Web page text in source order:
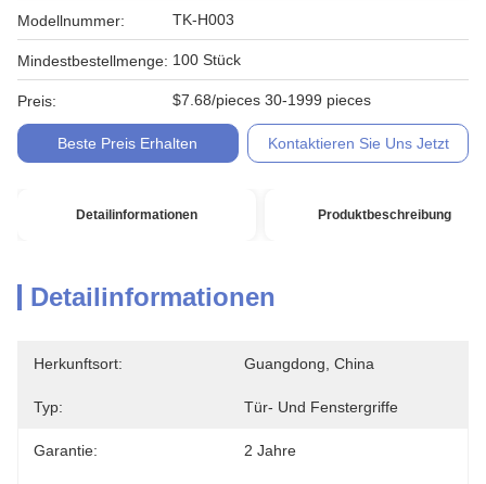
Modellnummer: TK-H003
Mindestbestellmenge: 100 Stück
Preis: $7.68/pieces 30-1999 pieces
Beste Preis Erhalten Kontaktieren Sie Uns Jetzt
Detailinformationen Produktbeschreibung
Detailinformationen
Herkunftsort: Guangdong, China
Typ: Tür- Und Fenstergriffe
Garantie: 2 Jahre